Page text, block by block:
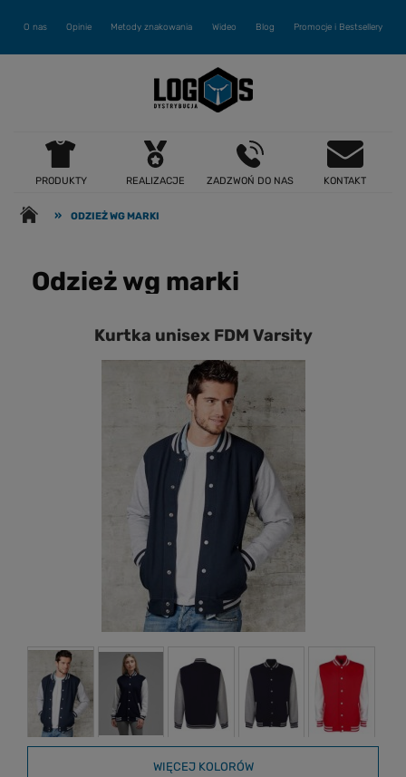
O nas Opinie Metody znakowania Wideo Blog Promocje i Bestsellery
PRODUKTY REALIZACJE ZADZWOŃ DO NAS KONTAKT
» ODZIEŻ WG MARKI
Odzież wg marki
Kurtka unisex FDM Varsity
WIĘCEJ KOLORÓW